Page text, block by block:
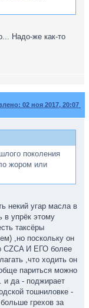
Надо-же как-то
02 ноя 2017, 20:07
поколения
жором или
угар масла в
в упрёк этому
таксёры
,но поскольку он
CZCA И ЕГО более
,что ходить он
париться можно
и да - поджирает
тошниловке -
грехов за